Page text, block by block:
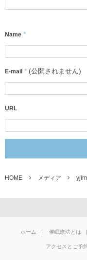
Name *
E-mail * (公開されません)
URL
HOME メディア
ホーム 催眠療法とは
アクセスとご予